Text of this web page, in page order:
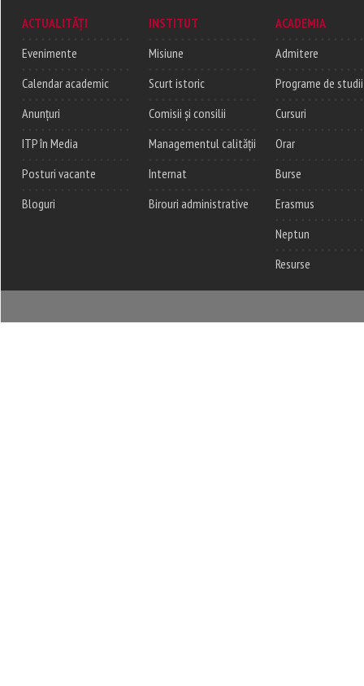
ACTUALITĂȚI
Evenimente
Calendar academic
Anunțuri
ITP în Media
Posturi vacante
Bloguri
INSTITUT
Misiune
Scurt istoric
Comisii și consilii
Managementul calității
Internat
Birouri administrative
ACADEMIA
Admitere
Programe de studii
Cursuri
Orar
Burse
Erasmus
Neptun
Resurse